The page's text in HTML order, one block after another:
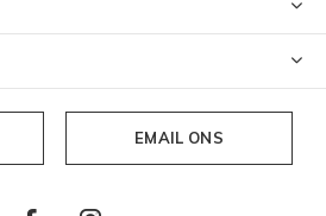
EMAIL ONS